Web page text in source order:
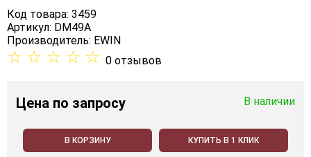
Код товара: 3459
Артикул: DM49A
Производитель: EWIN
☆ ☆ ☆ ☆ ☆ 0 отзывов
Цена по запросу В наличии
В КОРЗИНУ КУПИТЬ В 1 КЛИК